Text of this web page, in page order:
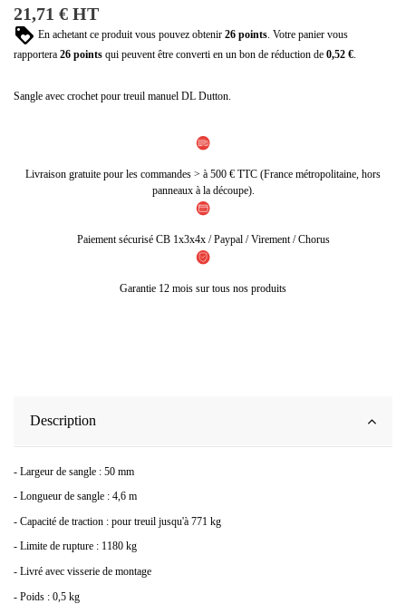
21,71 € HT
En achetant ce produit vous pouvez obtenir 26 points. Votre panier vous
rapportera 26 points qui peuvent être converti en un bon de réduction de 0,52 €.
Sangle avec crochet pour treuil manuel DL Dutton.
Livraison gratuite pour les commandes > à 500 € TTC (France métropolitaine, hors
panneaux à la découpe).
Paiement sécurisé CB 1x3x4x / Paypal / Virement / Chorus
Garantie 12 mois sur tous nos produits
Description
- Largeur de sangle : 50 mm
- Longueur de sangle : 4,6 m
- Capacité de traction : pour treuil jusqu'à 771 kg
- Limite de rupture : 1180 kg
- Livré avec visserie de montage
- Poids : 0,5 kg